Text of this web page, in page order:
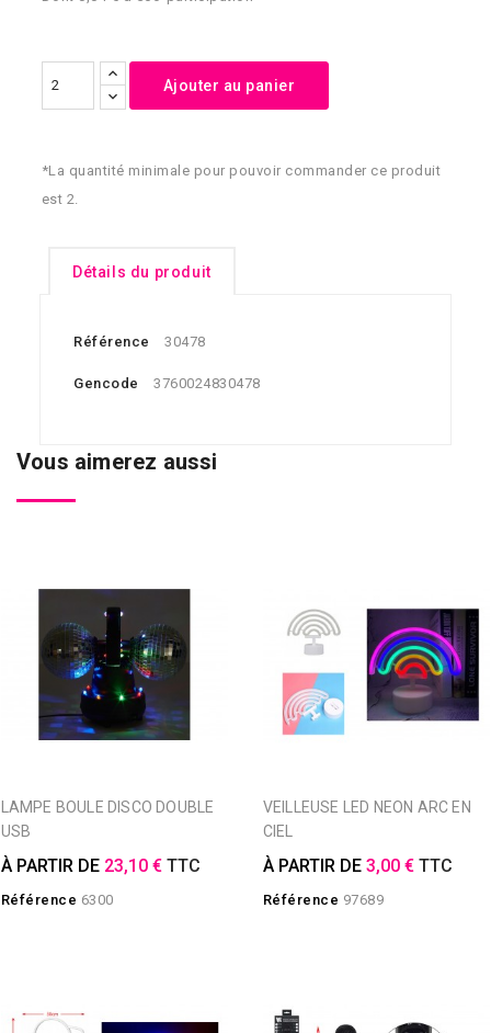
Ajouter au panier
*La quantité minimale pour pouvoir commander ce produit
est 2.
Détails du produit
Référence 30478
Gencode 3760024830478
Vous aimerez aussi
LAMPE BOULE DISCO DOUBLE
USB
À PARTIR DE 23,10 € TTC
Référence 6300
VEILLEUSE LED NEON ARC EN
CIEL
À PARTIR DE 3,00 € TTC
Référence 97689